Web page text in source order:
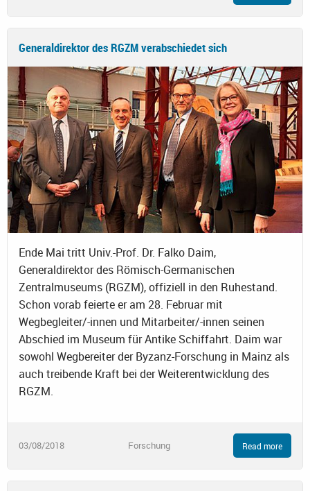
Generaldirektor des RGZM verabschiedet sich
Ende Mai tritt Univ.-Prof. Dr. Falko Daim,
Generaldirektor des Römisch-Germanischen
Zentralmuseums (RGZM), offiziell in den Ruhestand.
Schon vorab feierte er am 28. Februar mit
Wegbegleiter/-innen und Mitarbeiter/-innen seinen
Abschied im Museum für Antike Schiffahrt. Daim war
sowohl Wegbereiter der Byzanz-Forschung in Mainz als
auch treibende Kraft bei der Weiterentwicklung des
RGZM.
03/08/2018 Forschung Read more